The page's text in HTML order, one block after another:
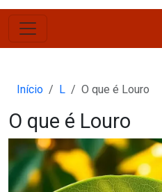
Início L O que é Louro
O que é Louro